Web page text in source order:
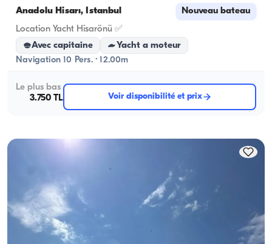
Anadolu Hisarı, İstanbul Nouveau bateau
Location Yacht Hisarönü ✅
Avec capitaine
Yacht a moteur
Navigation 10 Pers. · 12.00m
Le plus bas
3.750 TL
Voir disponibilité et prix